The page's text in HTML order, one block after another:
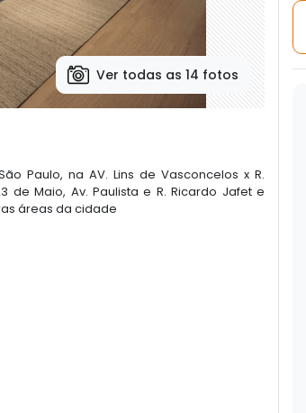
Ver todas as 14 fotos
Paulo, na AV. Lins de Vasconcelos x R.
Maio, Av. Paulista e R. Ricardo Jafet e
áreas da cidade